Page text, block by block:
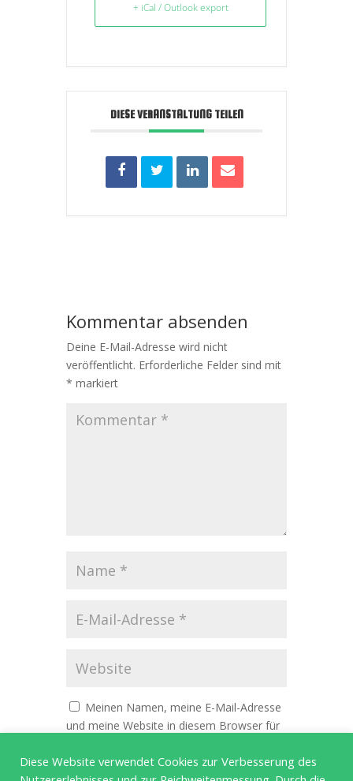
+ iCal / Outlook export
DIESE VERANSTALTUNG TEILEN
Kommentar absenden
Deine E-Mail-Adresse wird nicht
veröffentlicht. Erforderliche Felder sind mit
* markiert
Meinen Namen, meine E-Mail-Adresse
und meine Website in diesem Browser für
Diese Website verwendet Cookies zur Verbesserung des